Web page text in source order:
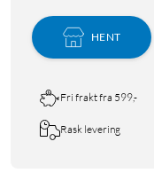
HENT
Fri frakt fra 599,-
Rask levering